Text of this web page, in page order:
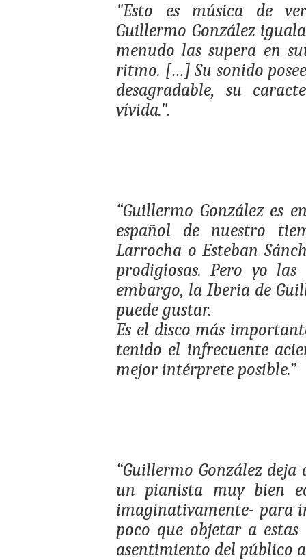
"Esto es música de
Guillermo González
menudo las supera en
ritmo. […] Su sonido
desagradable, su
vívida.".
“Guillermo González es
español de nuestro
Larrocha o Esteban
prodigiosas. Pero yo
embargo, la Iberia de
puede gustar.
Es el disco más
tenido el infrecuente
mejor intérprete posible.”
“Guillermo González
un pianista muy bien
imaginativamente- para
poco que objetar a
asentimiento del público